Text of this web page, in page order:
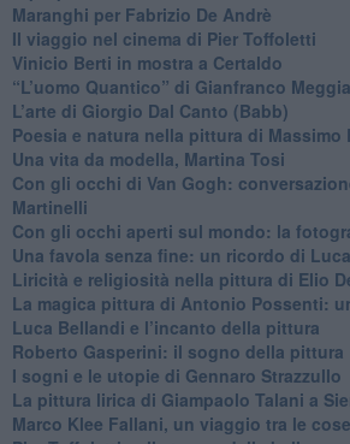
Maranghi per Fabrizio De Andrè
​Il viaggio nel cinema di Pier Toffoletti
Vinicio Berti in mostra a Certaldo
“L’uomo Quantico” di Gianfranco
​L’arte di Giorgio Dal Canto (Babb)
Poesia e natura nella pittura di Massimo
Una vita da modella, Martina Tosi
​Con gli occhi di Van Gogh:
Martinelli
​Con gli occhi aperti sul mondo: la
Una favola senza fine: un ricordo di
Liricità e religiosità nella pittura di Elio
La magica pittura di Antonio Possenti:
Luca Bellandi e l’incanto della pittura
​Roberto Gasperini: il sogno della pittura
I sogni e le utopie di Gennaro Strazzullo
La pittura lirica di Giampaolo Talani a
​Marco Klee Fallani, un viaggio tra le